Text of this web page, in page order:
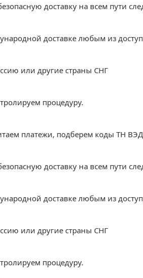
доставку на всем пути
доставке любым из
или другие страны СНГ
процедуру.
платежи, подберем коды ТН
доставку на всем пути
доставке любым из
или другие страны СНГ
процедуру.